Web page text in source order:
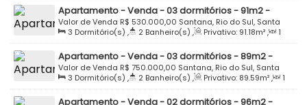
Apartamento - Venda - 03 dormitórios - 91m2 -
Semi Mobiliado - Rua Ana Neri esquina Rua
Washington Luiz - Edifício Leontina Werner - Santana
- Rio do Sul
R$ 530.000,00
Valor de Venda
Santana, Rio do Sul, Santa
Catarina, Brasil
3 Dormitório(s) , 2 Banheiro(s) , Privativo: 91.18m²,
1
Sala(s) , 1Suíte(s) , 1Vaga(s)
Apartamento - Venda - 03 dormitórios - 89m2 -
Mobiliado - Rua Ana Neri esquina Rua Washington
Luiz - Edifício Leontina Werner - Santana - Rio do Sul
R$ 750.000,00
Valor de Venda
Santana, Rio do Sul, Santa
Catarina, Brasil
3 Dormitório(s) , 2 Banheiro(s) , Privativo: 89.59m²,
1
Sala(s) , 1Suíte(s) , 2 Vaga(s)
Apartamento - Venda - 02 dormitórios - 96m2 -